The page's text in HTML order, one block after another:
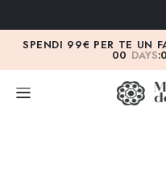
SPENDI 99€ PER TE UN
00 DAYS: